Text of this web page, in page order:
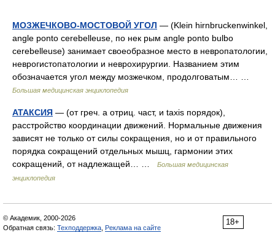
МОЗЖЕЧКОВО-МОСТОВОЙ УГОЛ — (Klein hirnbruckenwinkel,
angle ponto cerebelleuse, по нек рым angle ponto bulbo
cerebelleuse) занимает своеобразное место в невропатологии,
неврогистопатологии и неврохирургии. Названием этим
обозначается угол между мозжечком, продолговатым… …
Большая медицинская энциклопедия
АТАКСИЯ — (от греч. а отриц. част, и taxis порядок),
расстройство координации движений. Нормальные движения
зависят не только от силы сокращения, но и от правильного
порядка сокращений отдельных мышц, гармонии этих
сокращений, от надлежащей… …
Большая медицинская
энциклопедия
18+
© Академик, 2000-2026
Обратная связь: Техподдержка Реклама на сайте